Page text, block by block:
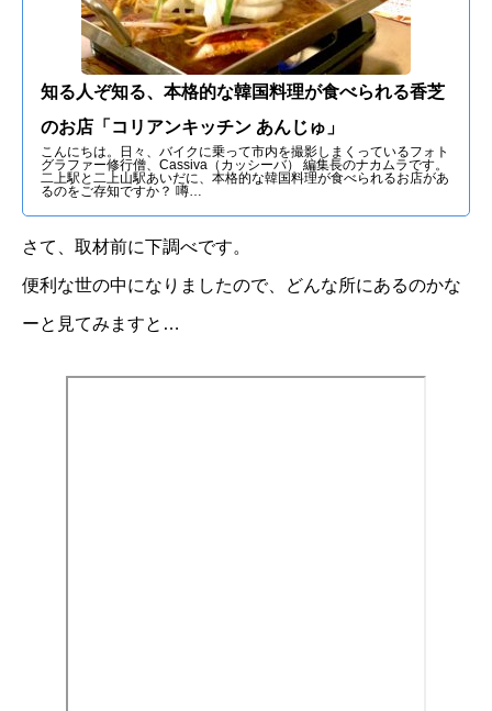
知る人ぞ知る、本格的な韓国料理が食べられる香芝
のお店「コリアンキッチン あんじゅ」
こんにちは。日々、バイクに乗って市内を撮影しまくっているフォト
グラファー修行僧、Cassiva（カッシーバ） 編集長のナカムラです。
二上駅と二上山駅あいだに、本格的な韓国料理が食べられるお店があ
るのをご存知ですか？ 噂…
さて、取材前に下調べです。
便利な世の中になりましたので、どんな所にあるのかな
ーと見てみますと…